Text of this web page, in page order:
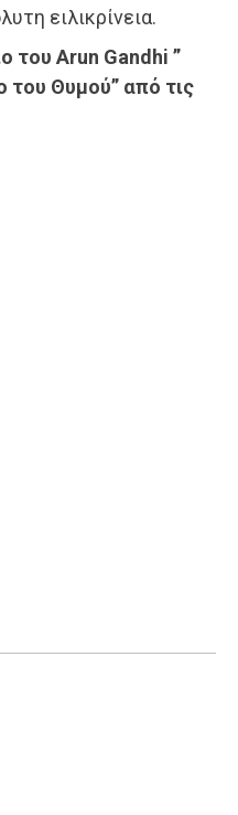
ειλικρίνεια.
του Arun Gandhi ”
Θυμού” από τις